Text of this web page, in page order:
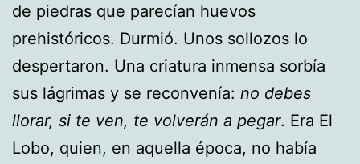
de piedras que parecían huevos
prehistóricos. Durmió. Unos sollozos lo
despertaron. Una criatura inmensa sorbía
sus lágrimas y se reconvenía: no debes
llorar, si te ven, te volverán a pegar. Era El
Lobo, quien, en aquella época, no había